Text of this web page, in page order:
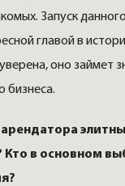
Запуск
главой в
оно займет
бизнеса.
Кто в основном